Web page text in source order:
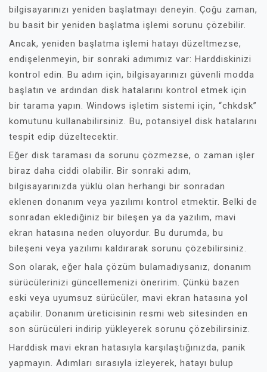
bilgisayarınızı yeniden başlatmayı deneyin. Çoğu zaman,
bu basit bir yeniden başlatma işlemi sorunu çözebilir.
Ancak, yeniden başlatma işlemi hatayı düzeltmezse,
endişelenmeyin, bir sonraki adımımız var: Harddiskinizi
kontrol edin. Bu adım için, bilgisayarınızı güvenli modda
başlatın ve ardından disk hatalarını kontrol etmek için
bir tarama yapın. Windows işletim sistemi için, “chkdsk”
komutunu kullanabilirsiniz. Bu, potansiyel disk hatalarını
tespit edip düzeltecektir.
Eğer disk taraması da sorunu çözmezse, o zaman işler
biraz daha ciddi olabilir. Bir sonraki adım,
bilgisayarınızda yüklü olan herhangi bir sonradan
eklenen donanım veya yazılımı kontrol etmektir. Belki de
sonradan eklediğiniz bir bileşen ya da yazılım, mavi
ekran hatasına neden oluyordur. Bu durumda, bu
bileşeni veya yazılımı kaldırarak sorunu çözebilirsiniz.
Son olarak, eğer hala çözüm bulamadıysanız, donanım
sürücülerinizi güncellemenizi öneririm. Çünkü bazen
eski veya uyumsuz sürücüler, mavi ekran hatasına yol
açabilir. Donanım üreticisinin resmi web sitesinden en
son sürücüleri indirip yükleyerek sorunu çözebilirsiniz.
Harddisk mavi ekran hatasıyla karşılaştığınızda, panik
yapmayın. Adımları sırasıyla izleyerek, hatayı bulup